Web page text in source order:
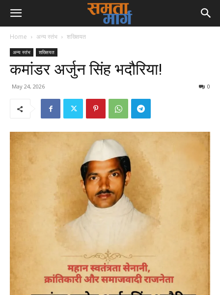
Home अन्य स्तंभ शख्सियत
अन्य स्तंभ शख्सियत
कमांडर अर्जुन सिंह भदौरिया!
May 24, 2026 0